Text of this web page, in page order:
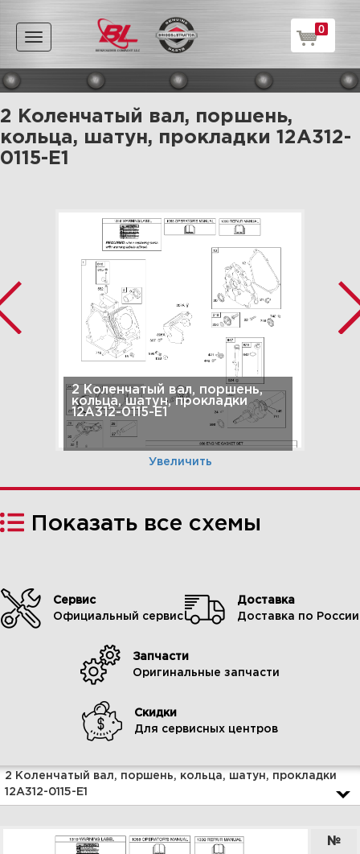
Toggle
navigation
0
2 Коленчатый вал, поршень,
кольца, шатун, прокладки 12A312-
0115-E1
2 Коленчатый вал, поршень,
кольца, шатун, прокладки
12A312-0115-E1
Увеличить
3 Карбюратор, топливный бак
12A312-0115-E1
Показать все схемы
Сервис
Официальный сервис
Доставка
Доставка по России
Запчасти
Оригинальные запчасти
Скидки
Для сервисных центров
2 Коленчатый вал, поршень, кольца, шатун, прокладки
12A312-0115-E1
№